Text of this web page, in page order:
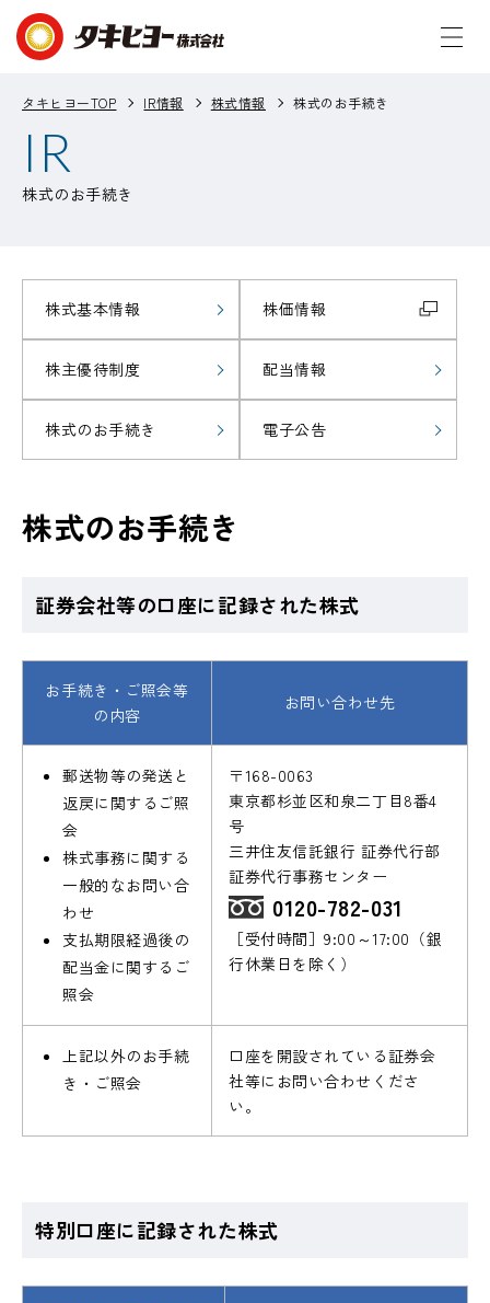
タキヒヨーTOP IR情報 株式情報 株式のお手続き
IR
株式のお手続き
株式基本情報 株価情報
株主優待制度 配当情報
株式のお手続き 電子公告
株式のお手続き
証券会社等の口座に記録された株式
お手続き・ご照会等
の内容
お問い合わせ先
郵送物等の発送と
返戻に関するご照
会
株式事務に関する
一般的なお問い合
わせ
支払期限経過後の
配当金に関するご
照会
〒168-0063
東京都杉並区和泉二丁目8番4
号
三井住友信託銀行 証券代行部
証券代行事務センター
0120-782-031
［受付時間］9:00～17:00（銀
行休業日を除く）
上記以外のお手続
き・ご照会
口座を開設されている証券会
社等にお問い合わせくださ
い。
特別口座に記録された株式